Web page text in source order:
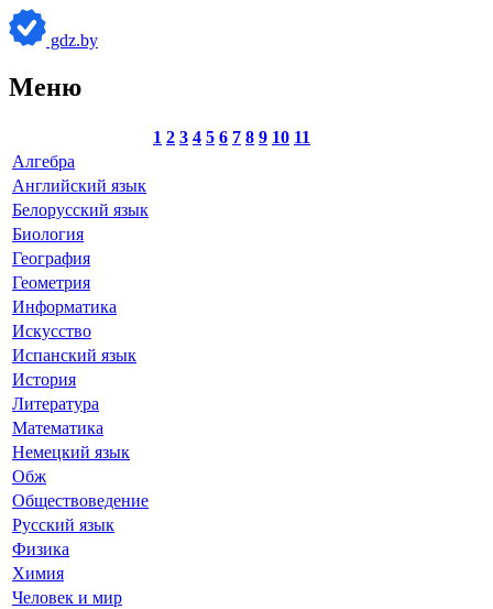
gdz.by
Меню
1 2 3 4 5 6 7 8 9 10 11
Алгебра
Английский язык
Белорусский язык
Биология
География
Геометрия
Информатика
Искусство
Испанский язык
История
Литература
Математика
Немецкий язык
Обж
Обществоведение
Русский язык
Физика
Химия
Человек и мир